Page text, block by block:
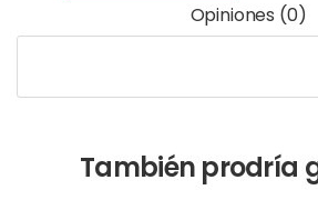
Opiniones (0)
También prodría